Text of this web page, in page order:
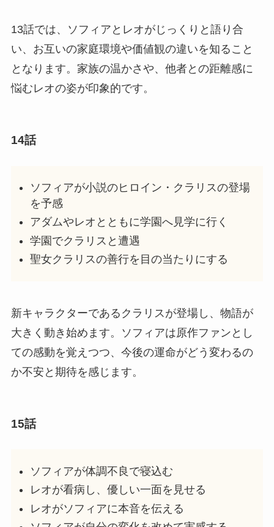
13話では、ソフィアとレオがじっくりと語り合
い、お互いの家庭環境や価値観の違いを知ること
となります。家族の温かさや、他者との距離感に
悩むレオの姿が印象的です。
14話
ソフィアが小説のヒロイン・クラリスの登場
を予感
アダムやレオとともに学園へ見学に行く
学園でクラリスと遭遇
聖女クラリスの善行を目の当たりにする
新キャラクターであるクラリスが登場し、物語が
大きく動き始めます。ソフィアは原作ファンとし
ての感動を覚えつつ、今後の運命がどう変わるの
か不安と期待を感じます。
15話
ソフィアが体調不良で寝込む
レオが看病し、優しい一面を見せる
レオがソフィアに本音を伝える